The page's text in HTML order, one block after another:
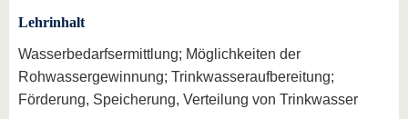
Lehrinhalt
Wasserbedarfsermittlung; Möglichkeiten der
Rohwassergewinnung; Trinkwasseraufbereitung;
Förderung, Speicherung, Verteilung von Trinkwasser